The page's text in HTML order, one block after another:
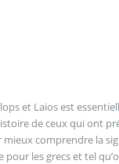
et Laios est
de ceux qui ont
comprendre la
pour les grecs et tel